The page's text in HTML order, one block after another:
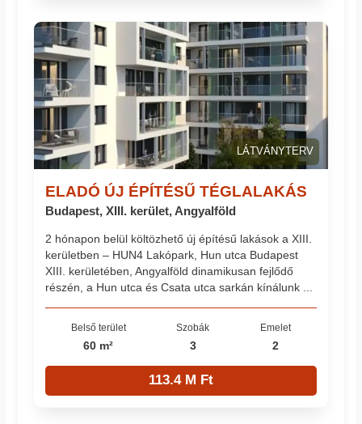
LÁTVÁNYTERV
ELADÓ ÚJ ÉPÍTÉSŰ TÉGLALAKÁS
Budapest, XIII. kerület, Angyalföld
2 hónapon belül költözhető új építésű lakások a XIII.
kerületben – HUN4 Lakópark, Hun utca Budapest
XIII. kerületében, Angyalföld dinamikusan fejlődő
részén, a Hun utca és Csata utca sarkán kínálunk ...
Belső terület
60 m²
Szobák
3
Emelet
2
113.4 M Ft